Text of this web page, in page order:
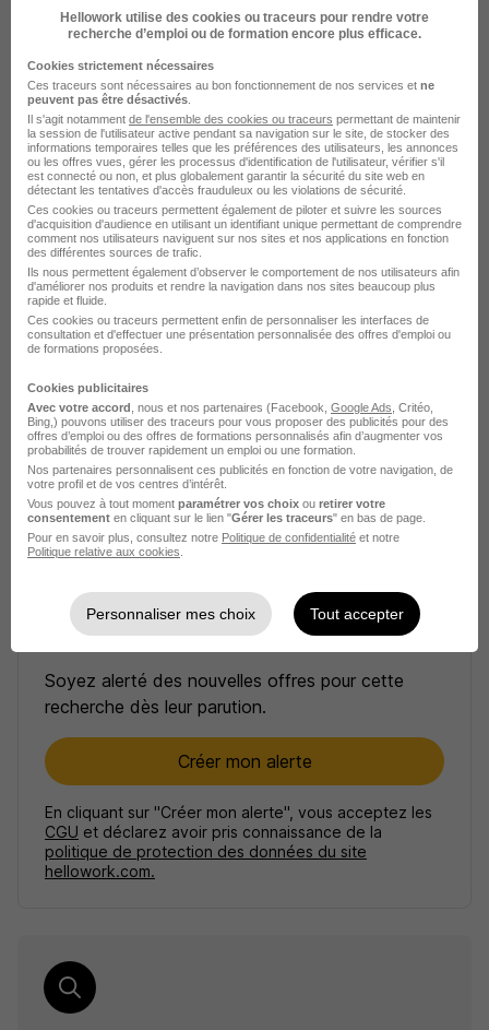
Télétravail partiel
+ 1
Voir l’offre
Saisonnier Ouvrier Agricole
Maraichage et Arboricole H/F
les "Pierre" du Flacheron
6 mois
Voir l’offre
il y a 20 jours
Créez une alerte
Soyez alerté des nouvelles offres pour cette
recherche dès leur parution.
Créer mon alerte
En cliquant sur "Créer mon alerte", vous acceptez les
CGU et déclarez avoir pris connaissance de la
politique de protection des données du site
hellowork.com.
Hellowork utilise des cookies ou traceurs pour rendre votre
recherche d’emploi ou de formation encore plus efficace.
Cookies strictement nécessaires
Ces traceurs sont nécessaires au bon fonctionnement de nos services et ne
peuvent pas être désactivés
Il s'agit notamment de l'ensemble des cookies ou traceurs permettant de maintenir
la session de l'utilisateur active pendant sa navigation sur le site, de stocker des
informations temporaires telles que les préférences des utilisateurs, les annonces
ou les offres vues, gérer les processus d'identification de l'utilisateur, vérifier s'il
est connecté ou non, et plus globalement garantir la sécurité du site web en
détectant les tentatives d'accès frauduleux ou les violations de sécurité.
Ces cookies ou traceurs permettent également de piloter et suivre les sources
d'acquisition d'audience en utilisant un identifiant unique permettant de comprendre
comment nos utilisateurs naviguent sur nos sites et nos applications en fonction
des différentes sources de trafic.
Ils nous permettent également d’observer le comportement de nos utilisateurs afin
d'améliorer nos produits et rendre la navigation dans nos sites beaucoup plus
rapide et fluide.
Ces cookies ou traceurs permettent enfin de personnaliser les interfaces de
consultation et d'effectuer une présentation personnalisée des offres d'emploi ou
de formations proposées.
Cookies publicitaires
Avec votre accord , nous et nos partenaires (Facebook, Google Ads , Critéo,
Bing,) pouvons utiliser des traceurs pour vous proposer des publicités pour des
offres d’emploi ou des offres de formations personnalisés afin d’augmenter vos
probabilités de trouver rapidement un emploi ou une formation.
Nos partenaires personnalisent ces publicités en fonction de votre navigation, de
votre profil et de vos centres d’intérêt.
Vous pouvez à tout moment paramétrer vos choix ou retirer votre
consentement en cliquant sur le lien "Gérer les traceurs" en bas de page.
Pour en savoir plus, consultez notre Politique de confidentialité et notre
Politique relative aux cookies
Personnaliser mes choix Tout accepter